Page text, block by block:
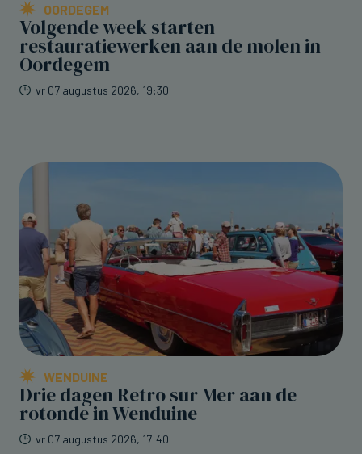
OORDEGEM
Volgende week starten
restauratiewerken aan de molen in
Oordegem
vr 07 augustus 2026, 19:30
WENDUINE
Drie dagen Retro sur Mer aan de
rotonde in Wenduine
vr 07 augustus 2026, 17:40